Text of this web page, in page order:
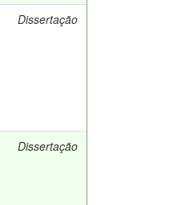
Dissertação
Dissertação